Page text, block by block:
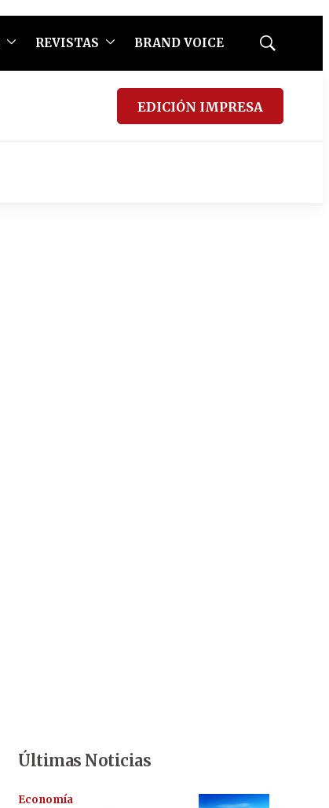
REVISTAS BRAND VOICE
Mostrar
EDICIÓN IMPRESA
Últimas Noticias
Economía